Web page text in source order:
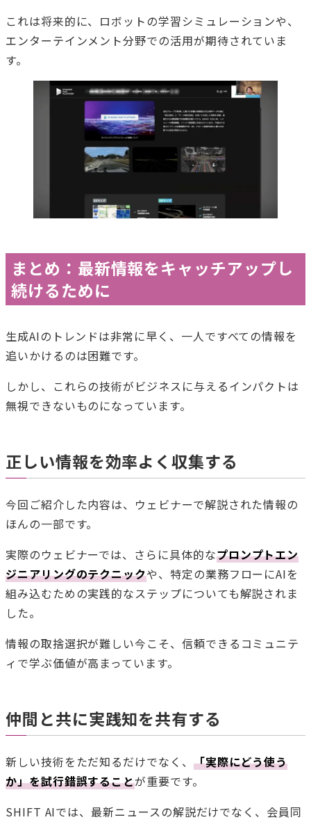
これは将来的に、ロボットの学習シミュレーションや、
エンターテインメント分野での活用が期待されていま
す。
まとめ：最新情報をキャッチアップし
続けるために
生成AIのトレンドは非常に早く、一人ですべての情報を
追いかけるのは困難です。
しかし、これらの技術がビジネスに与えるインパクトは
無視できないものになっています。
正しい情報を効率よく収集する
今回ご紹介した内容は、ウェビナーで解説された情報の
ほんの一部です。
実際のウェビナーでは、さらに具体的なプロンプトエン
ジニアリングのテクニックや、特定の業務フローにAIを
組み込むための実践的なステップについても解説されま
した。
情報の取捨選択が難しい今こそ、信頼できるコミュニテ
ィで学ぶ価値が高まっています。
仲間と共に実践知を共有する
新しい技術をただ知るだけでなく、 「実際にどう使う
か」を試行錯誤することが重要です。
SHIFT AIでは、最新ニュースの解説だけでなく、会員同